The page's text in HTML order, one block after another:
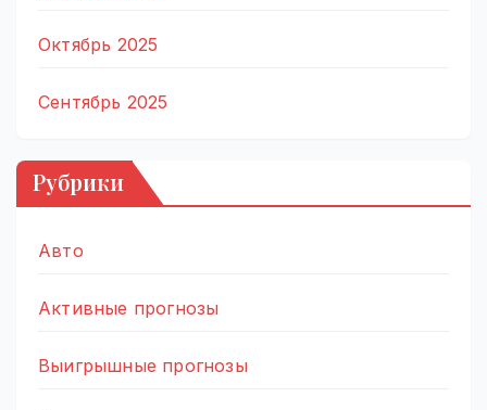
Октябрь 2025
Сентябрь 2025
Рубрики
Авто
Активные прогнозы
Выигрышные прогнозы